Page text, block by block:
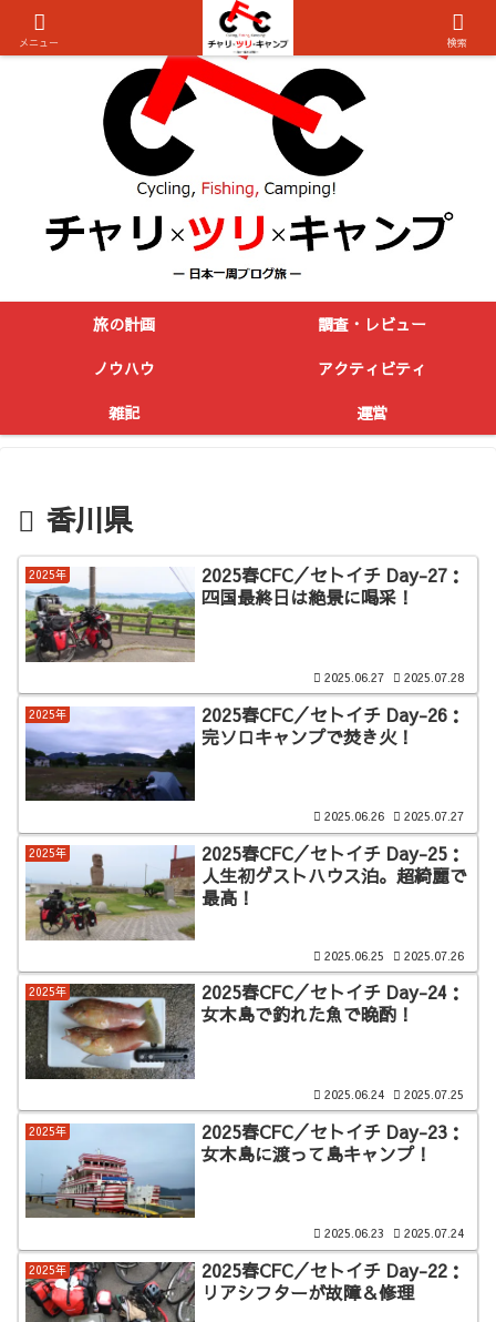
旅の計画
調査・レビュー
ノウハウ
アクティビティ
雑記
運営
香川県
2025年
2025春CFC／セトイチ Day-27：
四国最終日は絶景に喝采！
2025.06.27 2025.07.28
2025年
2025春CFC／セトイチ Day-26：
完ソロキャンプで焚き火！
2025.06.26 2025.07.27
2025年
2025春CFC／セトイチ Day-25：
人生初ゲストハウス泊。超綺麗で
最高！
2025.06.25 2025.07.26
2025年
2025春CFC／セトイチ Day-24：
女木島で釣れた魚で晩酌！
2025.06.24 2025.07.25
2025年
2025春CFC／セトイチ Day-23：
女木島に渡って島キャンプ！
2025.06.23 2025.07.24
2025年
2025春CFC／セトイチ Day-22：
リアシフターが故障＆修理
メニュー 検索